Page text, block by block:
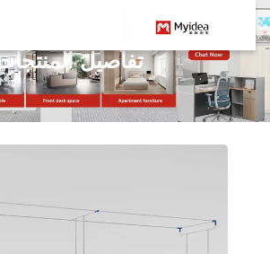
تفاصيل المنتجات